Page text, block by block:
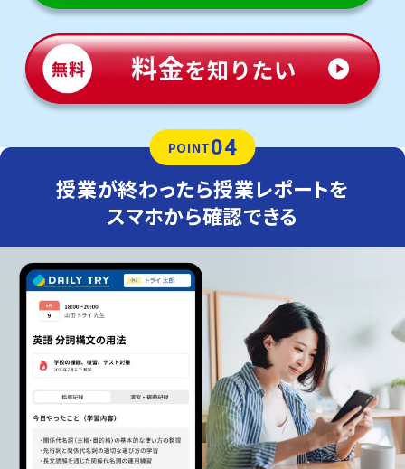
POINT04
授業が終わったら授業レポートを
スマホから確認できる